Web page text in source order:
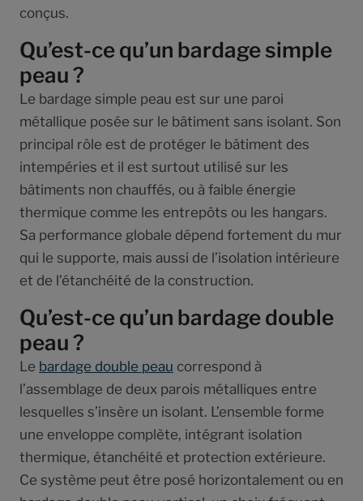
conçus.
Qu’est-ce qu’un bardage simple
peau ?
Le bardage simple peau est sur une paroi
métallique posée sur le bâtiment sans isolant. Son
principal rôle est de protéger le bâtiment des
intempéries et il est surtout utilisé sur les
bâtiments non chauffés, ou à faible énergie
thermique comme les entrepôts ou les hangars.
Sa performance globale dépend fortement du mur
qui le supporte, mais aussi de l’isolation intérieure
et de l’étanchéité de la construction.
Qu’est-ce qu’un bardage double
peau ?
Le bardage double peau correspond à
l’assemblage de deux parois métalliques entre
lesquelles s’insère un isolant. L’ensemble forme
une enveloppe complète, intégrant isolation
thermique, étanchéité et protection extérieure.
Ce système peut être posé horizontalement ou en